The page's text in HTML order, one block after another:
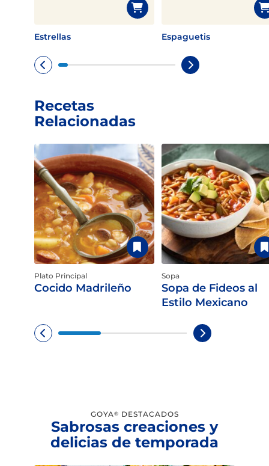
Estrellas Espaguetis
Recetas
Relacionadas
Plato Principal
Cocido Madrileño
Sopa
Sopa de Fideos al
Estilo Mexicano
GOYA® DESTACADOS
Sabrosas creaciones y
delicias de temporada